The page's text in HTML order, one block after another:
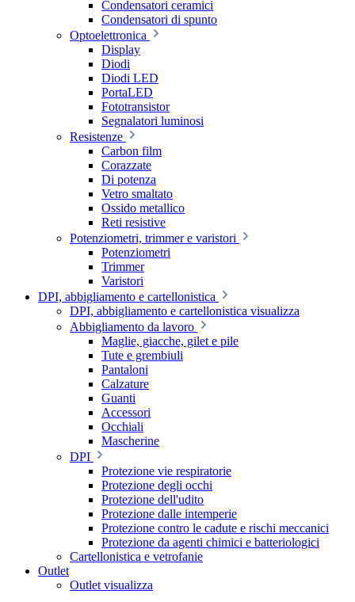
Condensatori ceramici
Condensatori di spunto
Optoelettronica
Display
Diodi
Diodi LED
PortaLED
Fototransistor
Segnalatori luminosi
Resistenze
Carbon film
Corazzate
Di potenza
Vetro smaltato
Ossido metallico
Reti resistive
Potenziometri, trimmer e varistori
Potenziometri
Trimmer
Varistori
DPI, abbigliamento e cartellonistica
DPI, abbigliamento e cartellonistica visualizza
Abbigliamento da lavoro
Maglie, giacche, gilet e pile
Tute e grembiuli
Pantaloni
Calzature
Guanti
Accessori
Occhiali
Mascherine
DPI
Protezione vie respiratorie
Protezione degli occhi
Protezione dell'udito
Protezione dalle intemperie
Protezione contro le cadute e rischi meccanici
Protezione da agenti chimici e batteriologici
Cartellonistica e vetrofanie
Outlet
Outlet visualizza